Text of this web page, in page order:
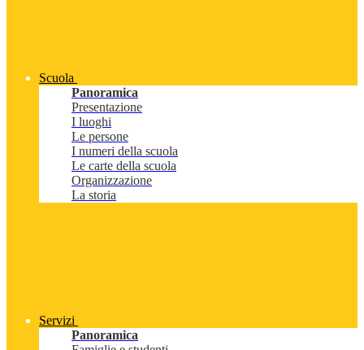
Scuola
Panoramica
Presentazione
I luoghi
Le persone
I numeri della scuola
Le carte della scuola
Organizzazione
La storia
Servizi
Panoramica